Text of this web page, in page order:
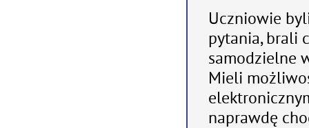
Uczniowie
pytania, brali
samodzielne
Mieli
naprawdę